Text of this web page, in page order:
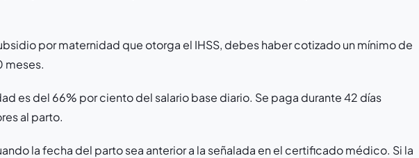
por maternidad que otorga el IHSS, debes haber cotizado un mínimo de
meses.
es del 66% por ciento del salario base diario. Se paga durante 42 días
al parto.
la fecha del parto sea anterior a la señalada en el certificado médico. Si la